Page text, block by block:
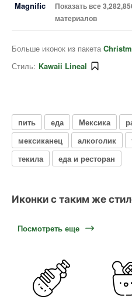
Показать все
материалов
Больше иконок из пакета
Стиль: Kawaii Lineal
пить еда Мексика
мексиканец
алкоголик
текила
еда и ресторан
Иконки с таким же
Посмотреть еще